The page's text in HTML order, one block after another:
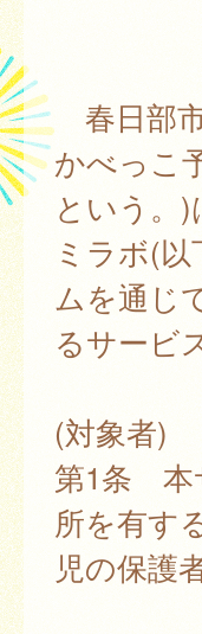
春日部
かべっこ
という。
ミラボ(
ムを通じ
るサービ
(対象者)
第1条 本
所を有す
児の保護